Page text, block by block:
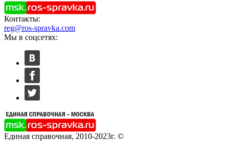
Контакты:
reg@ros-spravka.com
Мы в соцсетях:
Единая справочная, 2010-2023г. ©